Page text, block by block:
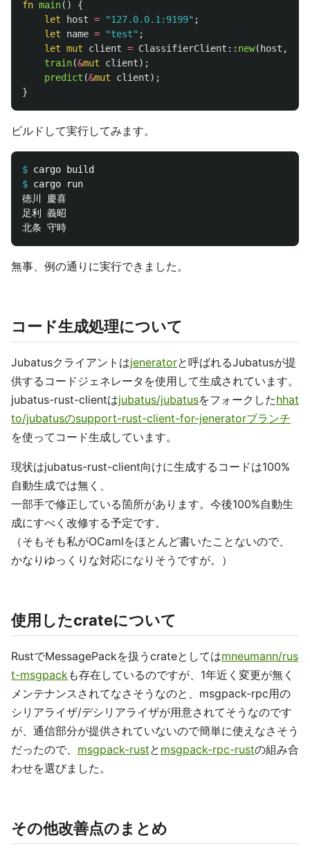
fn main()
{
let
host = "127.0.0.1:9199" ;
let
name = "test" ;
let mut client = ClassifierClient :: new( host ,
train(&mut client);
predict (&mut client);
}
ビルドして実行してみます。
$
$
徳川 慶喜
足利 義昭
無事、例の通りに実行できました。
コード生成処理について
Jubatusクライアントはjeneratorと呼ばれるJubatusが提
供するコードジェネレータを使用して生成されています。
jubatus-rust-clientはjubatus/jubatusをフォークしたhhat
to/jubatusのsupport-rust-client-for-jeneratorブランチ
を使ってコード生成しています。
現状はjubatus-rust-client向けに生成するコードは100%
自動生成では無く、
一部手で修正している箇所があります。今後100%自動生
成にすべく改修する予定です。
（そもそも私がOCamlをほとんど書いたことないので、
かなりゆっくりな対応になりそうですが。）
使用したcrateについて
RustでMessagePackを扱うcrateとしてはmneumann/rus
t-msgpackも存在しているのですが、1年近く変更が無く
メンテナンスされてなさそうなのと、msgpack-rpc用の
シリアライザ/デシリアライザが用意されてそうなのです
が、通信部分が提供されていないので簡単に使えなさそう
だったので、 msgpack-rustと msgpack-rpc-rustの組み合
わせを選びました。
その他改善点のまとめ